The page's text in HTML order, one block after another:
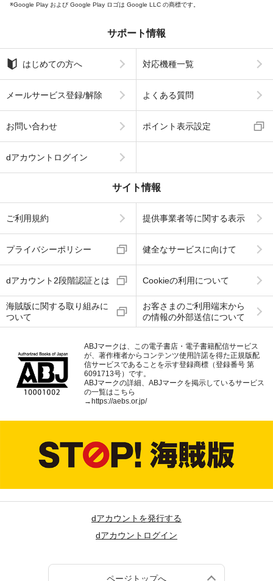
Google Play および Google Play ロゴは Google LLC の商標です。
サポート情報
はじめての方へ 対応機種一覧
メールサービス登録/解除 よくある質問
お問い合わせ ポイント表示設定
dアカウントログイン
サイト情報
ご利用規約 提供事業者等に関する表示
プライバシーポリシー 健全なサービスに向けて
dアカウント2段階認証とは Cookieの利用について
海賊版に関する取り組みに
ついて
お客さまのご利用端末から
の情報の外部送信について
ABJマークは、この電子書店・電子書籍配信サービス
が、著作権者からコンテンツ使用許諾を得た正規版配
信サービスであることを示す登録商標（登録番号 第
6091713号）です。
ABJマークの詳細、ABJマークを掲示しているサービス
の一覧はこちら
→https://aebs.or.jp/
dアカウントを発行する
dアカウントログイン
ページトップへ